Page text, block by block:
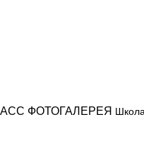
ФОТОГАЛЕРЕЯ